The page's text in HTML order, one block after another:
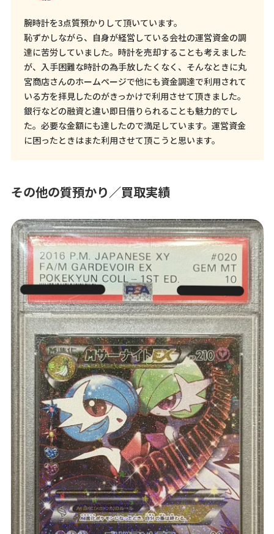
腕時計を3点質預かりして頂いています。
恥ずかしながら、自身が経営している会社の運営資金の調
達に苦労していました。時計を売却することも考えました
が、入手困難な時計の為手放したくなく、そんなときに丸
宮商店さんのホームページで他にも資金調達で利用されて
いる方を拝見したのがきっかけで利用させて頂きました。
銀行などの融資と違い即日借りられることも魅力的でし
た。必要な金額にも達したので満足しています。運営資金
に困ったときはまた利用させて頂こうと思います。
その他の質預かり／買取実績